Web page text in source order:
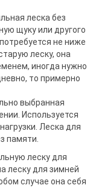
леска без
щуку или другого
не ниже
леску, она
иногда нужно
то примерно
выбранная
Используется
Леска для
памяти.
леску для
леску для зимней
случае она себя